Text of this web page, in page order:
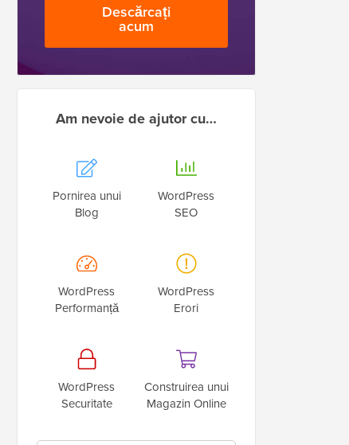
Descărcați
acum
Am nevoie de ajutor cu…
Pornirea unui
Blog
WordPress
SEO
WordPress
Performanță
WordPress
Erori
WordPress
Securitate
Construirea unui
Magazin Online